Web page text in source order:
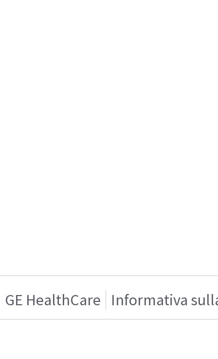
GE HealthCare Informativa